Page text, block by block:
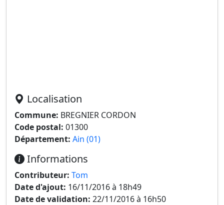
Localisation
Commune: BREGNIER CORDON
Code postal: 01300
Département: Ain (01)
Informations
Contributeur: Tom
Date d'ajout: 16/11/2016 à 18h49
Date de validation: 22/11/2016 à 16h50